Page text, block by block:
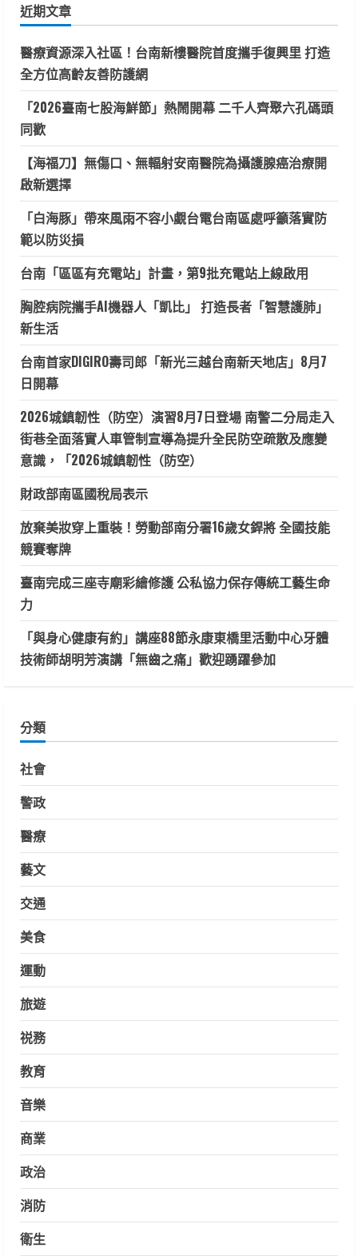
字:
近期文章
醫療資源深入社區！台南新樓醫院首度攜手復興里 打造
全方位高齡友善防護網
「2026臺南七股海鮮節」熱鬧開幕 二千人齊聚六孔碼頭
同歡
【海福刀】無傷口、無輻射安南醫院為攝護腺癌治療開
啟新選擇
「白海豚」帶來風雨不容小覷台電台南區處呼籲落實防
範以防災損
台南「區區有充電站」計畫，第9批充電站上線啟用
胸腔病院攜手AI機器人「凱比」 打造長者「智慧護肺」
新生活
台南首家DIGIRO壽司郎「新光三越台南新天地店」8月7
日開幕
2026城鎮韌性（防空）演習8月7日登場 南警二分局走入
街巷全面落實人車管制宣導為提升全民防空疏散及應變
意識，「2026城鎮韌性（防空）
財政部南區國稅局表示
放棄美妝穿上重裝！勞動部南分署16歲女銲將 全國技能
競賽奪牌
臺南完成三座寺廟彩繪修護 公私協力保存傳統工藝生命
力
「與身心健康有約」講座88節永康東橋里活動中心牙體
技術師胡明芳演講「無齒之痛」歡迎踴躍參加
分類
社會
警政
醫療
藝文
交通
美食
運動
旅遊
祱務
教育
音樂
商業
政治
消防
衛生